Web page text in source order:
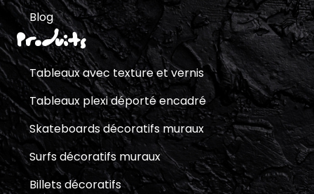
Blog
Produits
Tableaux avec texture et vernis
Tableaux plexi déporté encadré
Skateboards décoratifs muraux
Surfs décoratifs muraux
Billets décoratifs